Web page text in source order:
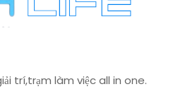
trí,trạm làm việc all in one.